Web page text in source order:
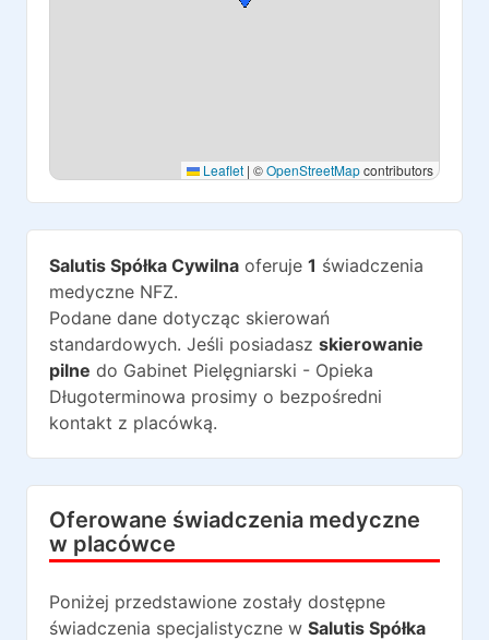
Leaflet | ©OpenStreetMapcontributors
Salutis Spółka Cywilna oferuje 1 świadczenia
medyczne NFZ.
Podane dane dotycząc skierowań
standardowych. Jeśli posiadasz skierowanie
pilne do Gabinet Pielęgniarski - Opieka
Długoterminowa prosimy o bezpośredni
kontakt z placówką.
Oferowane świadczenia medyczne
w placówce
Poniżej przedstawione zostały dostępne
świadczenia specjalistyczne w Salutis Spółka